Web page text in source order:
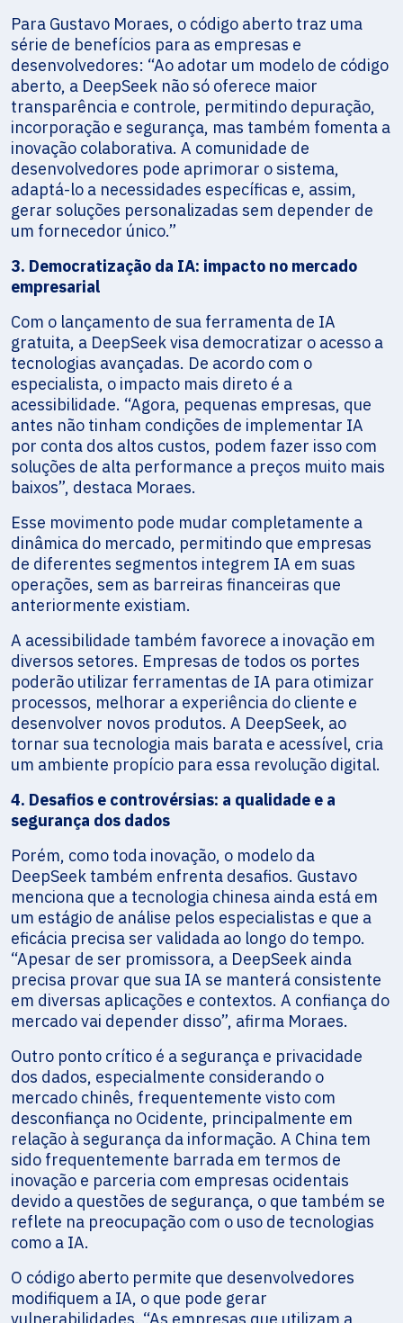
Para Gustavo Moraes, o código aberto traz uma
série de benefícios para as empresas e
desenvolvedores: “Ao adotar um modelo de código
aberto, a DeepSeek não só oferece maior
transparência e controle, permitindo depuração,
incorporação e segurança, mas também fomenta a
inovação colaborativa. A comunidade de
desenvolvedores pode aprimorar o sistema,
adaptá-lo a necessidades específicas e, assim,
gerar soluções personalizadas sem depender de
um fornecedor único.”
3. Democratização da IA: impacto no mercado
empresarial
Com o lançamento de sua ferramenta de IA
gratuita, a DeepSeek visa democratizar o acesso a
tecnologias avançadas. De acordo com o
especialista, o impacto mais direto é a
acessibilidade. “Agora, pequenas empresas, que
antes não tinham condições de implementar IA
por conta dos altos custos, podem fazer isso com
soluções de alta performance a preços muito mais
baixos”, destaca Moraes.
Esse movimento pode mudar completamente a
dinâmica do mercado, permitindo que empresas
de diferentes segmentos integrem IA em suas
operações, sem as barreiras financeiras que
anteriormente existiam.
A acessibilidade também favorece a inovação em
diversos setores. Empresas de todos os portes
poderão utilizar ferramentas de IA para otimizar
processos, melhorar a experiência do cliente e
desenvolver novos produtos. A DeepSeek, ao
tornar sua tecnologia mais barata e acessível, cria
um ambiente propício para essa revolução digital.
4. Desafios e controvérsias: a qualidade e a
segurança dos dados
Porém, como toda inovação, o modelo da
DeepSeek também enfrenta desafios. Gustavo
menciona que a tecnologia chinesa ainda está em
um estágio de análise pelos especialistas e que a
eficácia precisa ser validada ao longo do tempo.
“Apesar de ser promissora, a DeepSeek ainda
precisa provar que sua IA se manterá consistente
em diversas aplicações e contextos. A confiança do
mercado vai depender disso”, afirma Moraes.
Outro ponto crítico é a segurança e privacidade
dos dados, especialmente considerando o
mercado chinês, frequentemente visto com
desconfiança no Ocidente, principalmente em
relação à segurança da informação. A China tem
sido frequentemente barrada em termos de
inovação e parceria com empresas ocidentais
devido a questões de segurança, o que também se
reflete na preocupação com o uso de tecnologias
como a IA.
O código aberto permite que desenvolvedores
modifiquem a IA, o que pode gerar